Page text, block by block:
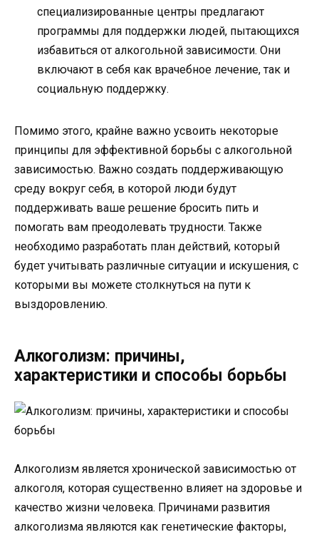
специализированные центры предлагают
программы для поддержки людей, пытающихся
избавиться от алкогольной зависимости. Они
включают в себя как врачебное лечение, так и
социальную поддержку.
Помимо этого, крайне важно усвоить некоторые
принципы для эффективной борьбы с алкогольной
зависимостью. Важно создать поддерживающую
среду вокруг себя, в которой люди будут
поддерживать ваше решение бросить пить и
помогать вам преодолевать трудности. Также
необходимо разработать план действий, который
будет учитывать различные ситуации и искушения, с
которыми вы можете столкнуться на пути к
выздоровлению.
Алкоголизм: причины,
характеристики и способы борьбы
Алкоголизм является хронической зависимостью от
алкоголя, которая существенно влияет на здоровье и
качество жизни человека. Причинами развития
алкоголизма являются как генетические факторы,